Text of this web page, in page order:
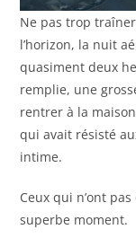
Ne pas trop
l’horizon, la nuit
quasiment deux
remplie, une
rentrer à la
qui avait résisté
intime.
Ceux qui n’ont
superbe moment.